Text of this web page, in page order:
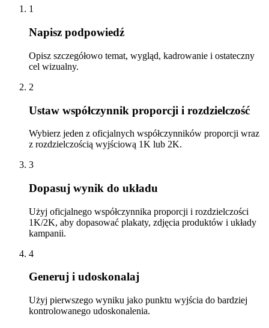
1
Napisz podpowiedź
Opisz szczegółowo temat, wygląd, kadrowanie i ostateczny
cel wizualny.
2
Ustaw współczynnik proporcji i rozdzielczość
Wybierz jeden z oficjalnych współczynników proporcji wraz
z rozdzielczością wyjściową 1K lub 2K.
3
Dopasuj wynik do układu
Użyj oficjalnego współczynnika proporcji i rozdzielczości
1K/2K, aby dopasować plakaty, zdjęcia produktów i układy
kampanii.
4
Generuj i udoskonalaj
Użyj pierwszego wyniku jako punktu wyjścia do bardziej
kontrolowanego udoskonalenia.